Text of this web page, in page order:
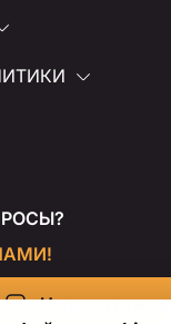
Напишите нам